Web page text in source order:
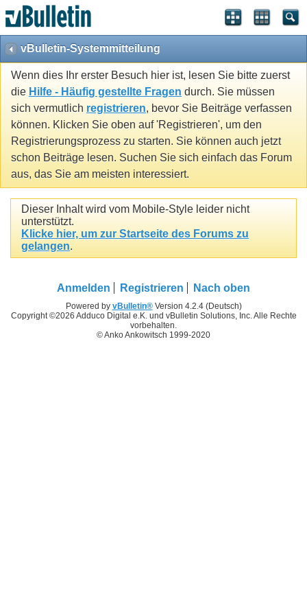
vBulletin-Systemmitteilung
Wenn dies Ihr erster Besuch hier ist, lesen Sie bitte zuerst
die Hilfe - Häufig gestellte Fragen durch. Sie müssen
sich vermutlich registrieren, bevor Sie Beiträge verfassen
können. Klicken Sie oben auf 'Registrieren', um den
Registrierungsprozess zu starten. Sie können auch jetzt
schon Beiträge lesen. Suchen Sie sich einfach das Forum
aus, das Sie am meisten interessiert.
Dieser Inhalt wird vom Mobile-Style leider nicht
unterstützt.
Klicke hier, um zur Startseite des Forums zu
gelangen.
Anmelden Registrieren Nach oben
Powered by vBulletin®Version 4.2.4 (Deutsch)
Copyright ©2026 Adduco Digital e.K. und vBulletin Solutions, Inc. Alle Rechte
vorbehalten.
© Anko Ankowitsch 1999-2020